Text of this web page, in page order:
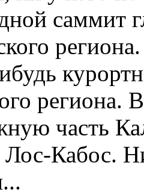
саммит
региона.
часть
Кабос.